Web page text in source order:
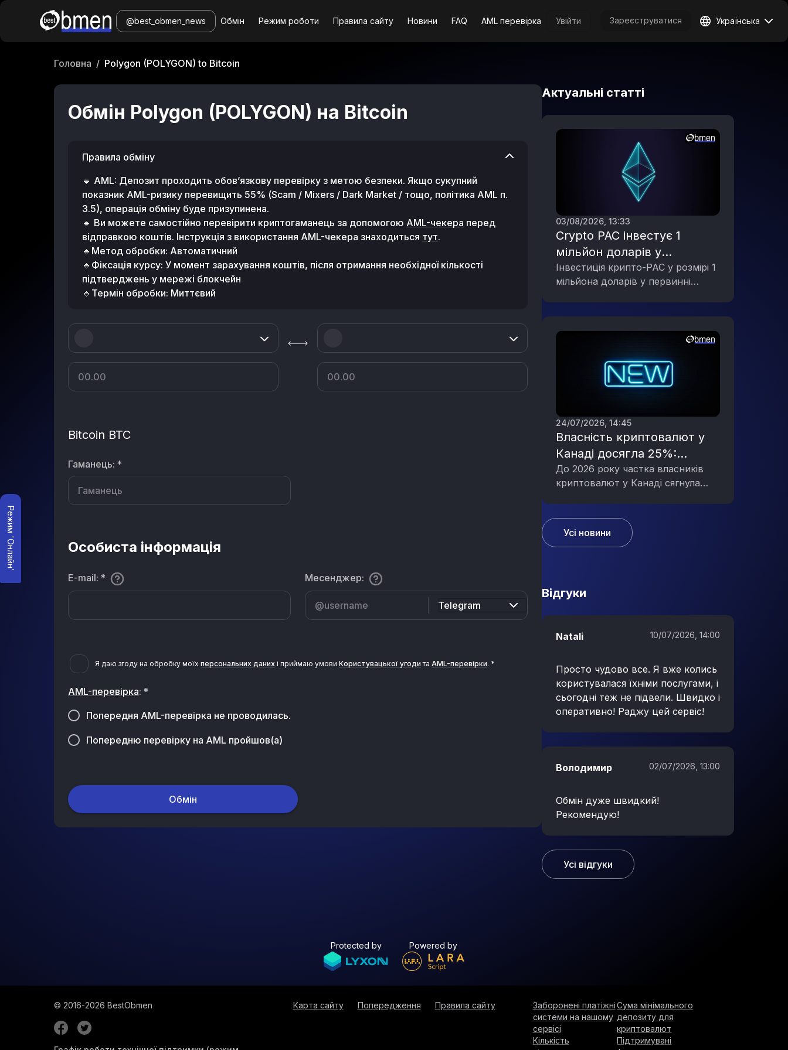
@best_obmen_news Обмін Режим роботи Правила сайту Новини FAQ AML перевірка Увійти Зареєструватися Українська
Головна / Polygon (POLYGON) to Bitcoin
Обмін Polygon (POLYGON) на Bitcoin
Правила обмiну
🔹 AML: Депозит проходить обов’язкову перевірку з метою безпеки. Якщо сукупний
показник AML-ризику перевищить 55% (Scam / Mixers / Dark Market / тощо, політика AML п.
3.5), операція обміну буде призупинена.
🔹 Ви можете самостійно перевірити криптогаманець за допомогою AML-чекера перед
відправкою коштів. Інструкція з використання AML-чекера знаходиться тут.
🔹Метод обробки: Автоматичний
🔹Фіксація курсу: У момент зарахування коштів, після отримання необхідної кількості
підтверджень у мережі блокчейн
🔹Термін обробки: Миттєвий
Bitcoin BTC
Гаманець: *
Особиста інформація
E-mail: * Месенджер:
Telegram
Я даю згоду на обробку моїх персональних даних i приймаю умови Користувацької угоди та AML-перевiрки. *
AML-перевірка: *
Попередня AML-перевірка не проводилась.
Попередню перевірку на AML пройшов(а)
Обмiн
Актуальні статті
03/08/2026, 13:33
Crypto PAC інвестує 1
мільйон доларів у
праймеріз Демократичної
партії в Мічигані, що
активність галузі цифрових
активів
Інвестиція крипто-PAC у розмірі 1
мільйона доларів у первинні
активів.
24/07/2026, 14:45
Власність криптовалют у
Канаді досягла 25%:
стрімке зростання інтересу
до цифрових активів
До 2026 року частка власників
криптовалют у Канаді сягнула
активів серед населення.
Усі новини
Вiдгуки
Natali 10/07/2026, 14:00
Просто чудово все. Я вже колись
користувалася їхніми послугами, і
сьогодні теж не підвели. Швидко і
оперативно! Раджу цей сервіс!
Володимир 02/07/2026, 13:00
Обмін дуже швидкий!
Рекомендую!
Усі відгуки
Protected by Powered by
© 2016-2026 BestObmen Карта сайту Попередження Правила сайту
Заборонені платіжні
системи на нашому
сервісі
Сума мінімального
депозиту для
криптовалют
Кількість
Підтримувані
Режим 'Онлайн'